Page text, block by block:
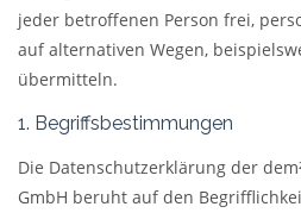
jeder betroffenen Person frei,
auf alternativen Wegen,
übermitteln.
1. Begriffsbestimmungen
Die Datenschutzerklärung der
GmbH beruht auf den